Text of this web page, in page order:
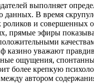
выполняет
данных. В время
и совершенных
прямые эфиры
казино уважают
ощущения,
более крепкую
автором